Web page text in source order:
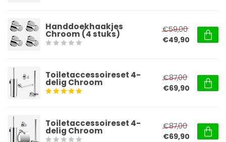
Handdoekhaakjes
Chroom (4 stuks)
€59,00
€49,90
Toiletaccessoireset 4-
delig Chroom
€87,00
€69,90
Toiletaccessoireset 4-
delig Chroom
€87,00
€69,90